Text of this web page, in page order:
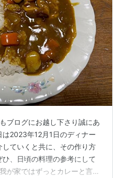
ブログにお越し下さり誠にあ
は2023年12月1日のディナー
ていくと共に、その作り方
、日頃の料理の参考にして
が家ではずっとカレーと言っ